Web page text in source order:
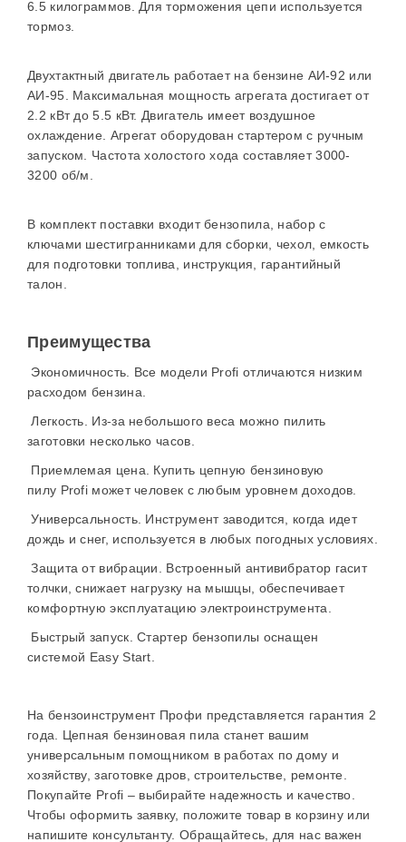
6.5 килограммов. Для торможения цепи используется
тормоз.
Двухтактный двигатель работает на бензине АИ-92 или
АИ-95. Максимальная мощность агрегата достигает от
2.2 кВт до 5.5 кВт. Двигатель имеет воздушное
охлаждение. Агрегат оборудован стартером с ручным
запуском. Частота холостого хода составляет 3000-
3200 об/м.
В комплект поставки входит бензопила, набор с
ключами шестигранниками для сборки, чехол, емкость
для подготовки топлива, инструкция, гарантийный
талон.
Преимущества
Экономичность. Все модели Profi отличаются низким
расходом бензина.
Легкость. Из-за небольшого веса можно пилить
заготовки несколько часов.
Приемлемая цена. Купить цепную бензиновую
пилу Profi может человек с любым уровнем доходов.
Универсальность. Инструмент заводится, когда идет
дождь и снег, используется в любых погодных условиях.
Защита от вибрации. Встроенный антивибратор гасит
толчки, снижает нагрузку на мышцы, обеспечивает
комфортную эксплуатацию электроинструмента.
Быстрый запуск. Стартер бензопилы оснащен
системой Easy Start.
На бензоинструмент Профи представляется гарантия 2
года. Цепная бензиновая пила станет вашим
универсальным помощником в работах по дому и
хозяйству,заготовке дров, строительстве, ремонте
Покупайте Profi – выбирайте надежность и качество.
Чтобы оформить заявку, положите товар в корзину или
напишите консультанту. Обращайтесь, для нас важен